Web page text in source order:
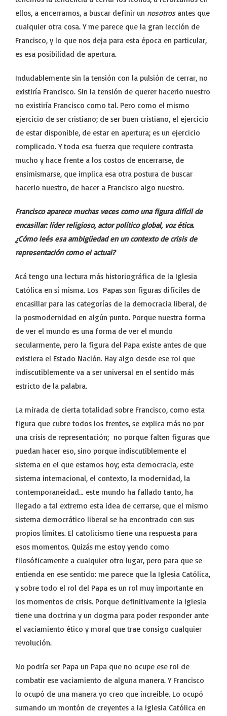
ellos, a encerrarnos, a buscar definir un nosotrosantes que
cualquier otra cosa. Y me parece que la gran lección de
Francisco, y lo que nos deja para esta época en particular,
es esa posibilidad de apertura.
Indudablemente sin la tensión con la pulsión de cerrar, no
existiría Francisco. Sin la tensión de querer hacerlo nuestro
no existiría Francisco como tal. Pero como el mismo
ejercicio de ser cristiano; de ser buen cristiano, el ejercicio
de estar disponible, de estar en apertura; es un ejercicio
complicado. Y toda esa fuerza que requiere contrasta
mucho y hace frente a los costos de encerrarse, de
ensimismarse, que implica esa otra postura de buscar
hacerlo nuestro, de hacer a Francisco algo nuestro.
Francisco aparece muchas veces como una figura difícil de
encasillar: líder religioso, actor político global, voz ética.
¿Cómo leés esa ambigüedad en un contexto de crisis de
representación como el actual?
Acá tengo una lectura más historiográfica de la Iglesia
Católica en sí misma. Los Papas son figuras difíciles de
encasillar para las categorías de la democracia liberal, de
la posmodernidad en algún punto. Porque nuestra forma
de ver el mundo es una forma de ver el mundo
secularmente, pero la figura del Papa existe antes de que
existiera el Estado Nación. Hay algo desde ese rol que
indiscutiblemente va a ser universal en el sentido más
estricto de la palabra.
La mirada de cierta totalidad sobre Francisco, como esta
figura que cubre todos los frentes, se explica más no por
una crisis de representación; no porque falten figuras que
puedan hacer eso, sino porque indiscutiblemente el
sistema en el que estamos hoy; esta democracia, este
sistema internacional, el contexto, la modernidad, la
contemporaneidad… este mundo ha fallado tanto, ha
llegado a tal extremo esta idea de cerrarse, que el mismo
sistema democrático liberal se ha encontrado con sus
propios límites. El catolicismo tiene una respuesta para
esos momentos. Quizás me estoy yendo como
filosóficamente a cualquier otro lugar, pero para que se
entienda en ese sentido: me parece que la Iglesia Católica,
y sobre todo el rol del Papa es un rol muy importante en
los momentos de crisis. Porque definitivamente la Iglesia
tiene una doctrina y un dogma para poder responder ante
el vaciamiento ético y moral que trae consigo cualquier
revolución.
No podría ser Papa un Papa que no ocupe ese rol de
combatir ese vaciamiento de alguna manera. Y Francisco
lo ocupó de una manera yo creo que increíble. Lo ocupó
sumando un montón de creyentes a la Iglesia Católica en